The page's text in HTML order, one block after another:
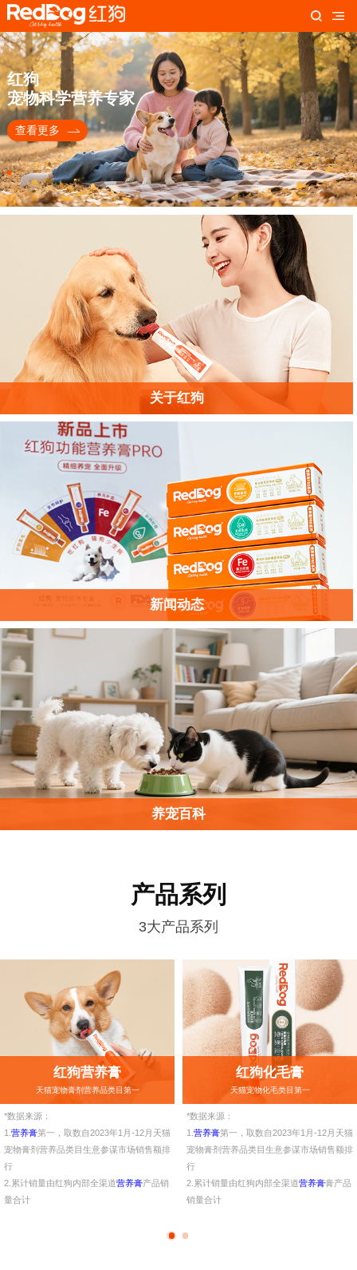
关于红狗
新闻动态
养宠百科
产品系列
3大产品系列
红狗营养膏
天猫宠物膏剂营养品类目第一
*数据来源：
1. 营养膏第一，取数自2023年1月-12月天猫
宠物膏剂营养品类目生意参谋市场销售额排
行
2.累计销量由红狗内部全渠道营养膏产品销
量合计
红狗化毛膏
天猫宠物化毛类目第一
*数据来源：
1. 营养膏第一，取数自2023年1月-12月天猫
宠物膏剂营养品类目生意参谋市场销售额排
行
2.累计销量由红狗内部全渠道营养膏膏产品
销量合计